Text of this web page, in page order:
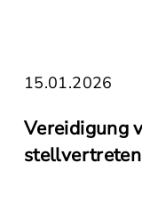
15.01.2026
Vereidigung